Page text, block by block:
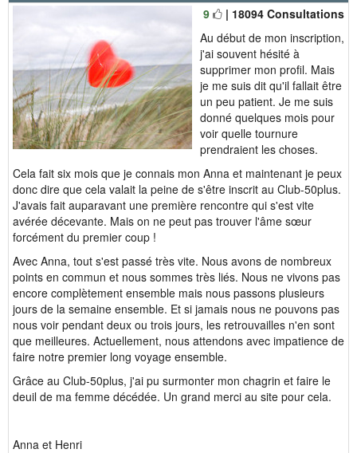
9
| 18094 Consultations
Au début de mon inscription,
j'ai souvent hésité à
supprimer mon profil. Mais
je me suis dit qu'il fallait être
un peu patient. Je me suis
donné quelques mois pour
voir quelle tournure
prendraient les choses.
Cela fait six mois que je connais mon Anna et maintenant je peux
donc dire que cela valait la peine de s'être inscrit au Club-50plus.
J'avais fait auparavant une première rencontre qui s'est vite
avérée décevante. Mais on ne peut pas trouver l'âme sœur
forcément du premier coup !
Avec Anna, tout s'est passé très vite. Nous avons de nombreux
points en commun et nous sommes très liés. Nous ne vivons pas
encore complètement ensemble mais nous passons plusieurs
jours de la semaine ensemble. Et si jamais nous ne pouvons pas
nous voir pendant deux ou trois jours, les retrouvailles n'en sont
que meilleures. Actuellement, nous attendons avec impatience de
faire notre premier long voyage ensemble.
Grâce au Club-50plus, j'ai pu surmonter mon chagrin et faire le
deuil de ma femme décédée. Un grand merci au site pour cela.
Anna et Henri